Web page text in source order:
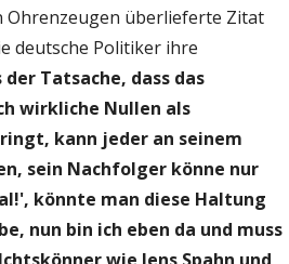
Ohrenzeugen überlieferte Zitat
deutsche Politiker ihre
Tatsache, dass das
wirkliche Nullen als
kann jeder an seinem
sein Nachfolger könne nur
könnte man diese Haltung
nun bin ich eben da und muss